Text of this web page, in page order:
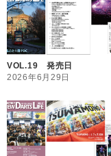
VOL.19 発売日
2026年6月29日